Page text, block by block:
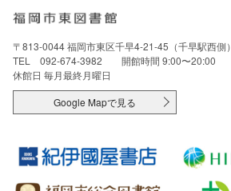
〒813-0044 福岡市東区千早4-21-45（千早駅西側）
TEL 092-674-3982 開館時間 9:00〜20:00
休館日 毎月最終月曜日
Google Mapで見る